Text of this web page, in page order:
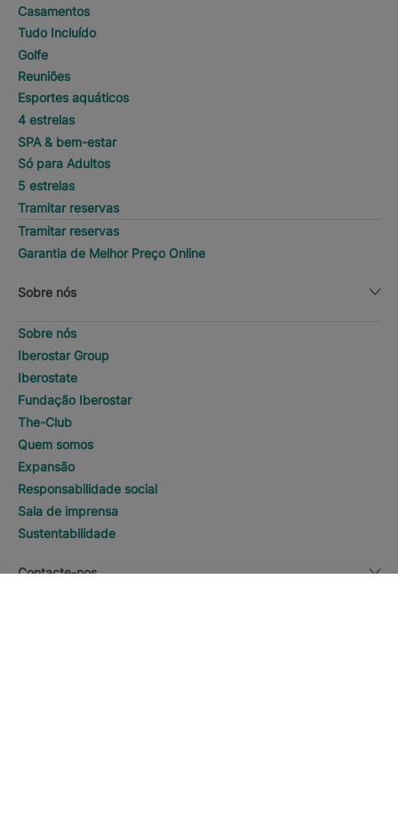
Casamentos
Tudo Incluído
Golfe
Reuniões
Esportes aquáticos
4 estrelas
SPA & bem-estar
Só para Adultos
5 estrelas
Tramitar reservas
Tramitar reservas
Garantia de Melhor Preço Online
Sobre nós
Sobre nós
Iberostar Group
Iberostate
Fundação Iberostar
The-Club
Quem somos
Expansão
Responsabilidade social
Sala de imprensa
Sustentabilidade
Contacte-nos